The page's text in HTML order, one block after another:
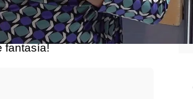
’ y descubrimos todos los
fantasía!